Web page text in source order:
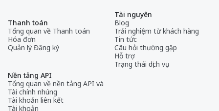
Thanh toán
Tổng quan về Thanh toán
Hóa đơn
Quản lý Đăng ký
Nền tảng API
Tổng quan về nền tảng API và
Tài chính nhúng
Tài khoản liên kết
Tài khoản
Tài nguyên
Blog
Trải nghiệm từ khách hàng
Tin tức
Câu hỏi thường gặp
Hỗ trợ
Trạng thái dịch vụ